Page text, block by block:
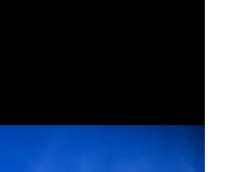
appréciés